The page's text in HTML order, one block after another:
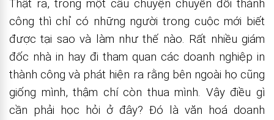
Thật ra, trong một câu chuyện chuyển đổi thành
công thì chỉ có những người trong cuộc mới biết
được tại sao và làm như thế nào. Rất nhiều giám
đốc nhà in hay đi tham quan các doanh nghiệp in
thành công và phát hiện ra rằng bên ngoài họ cũng
giống mình, thậm chí còn thua mình. Vậy điều gì
cần phải học hỏi ở đây? Đó là văn hoá doanh